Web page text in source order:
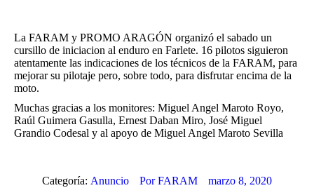
La FARAM y PROMO ARAGÓN organizó el sabado un
cursillo de iniciacion al enduro en Farlete. 16 pilotos siguieron
atentamente las indicaciones de los técnicos de la FARAM, para
mejorar su pilotaje pero, sobre todo, para disfrutar encima de la
moto.
Muchas gracias a los monitores: Miguel Angel Maroto Royo,
Raúl Guimera Gasulla, Ernest Daban Miro, José Miguel
Grandio Codesal y al apoyo de Miguel Angel Maroto Sevilla
Categoría: Anuncio PorFARAM marzo 8, 2020